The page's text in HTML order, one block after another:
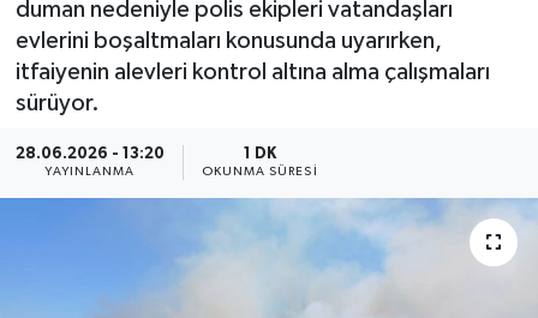
duman nedeniyle polis ekipleri vatandaşları
evlerini boşaltmaları konusunda uyarırken,
itfaiyenin alevleri kontrol altına alma çalışmaları
sürüyor.
28.06.2026 - 13:20
YAYINLANMA
1 DK
OKUNMA SÜRESI
MAGAZİN
KÜLTÜR SANAT
Son Dakika Haberleri
Haber Arşivi